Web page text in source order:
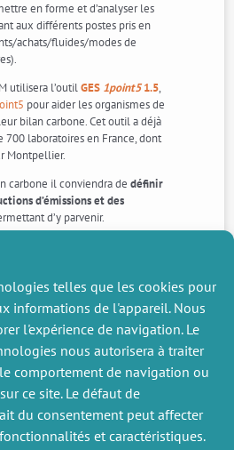
telles que les cookies pour
informations de l'appareil. Nous
l'expérience de navigation. Le
nous autorisera à traiter
comportement de navigation ou
ce site. Le défaut de
du consentement peut affecter
et caractéristiques.
en forme et d’analyser les
aux différents postes pris en
achats/fluides/modes de
utilisera l’outilGES 1point51.5,
pour aider les organismes de
bilan carbone. Cet outil a déjà
700 laboratoires en France, dont
Montpellier.
carbone il conviendra dedéfinir
d’émissions et des
d’y parvenir.
(Doctorant, UMR CEE-M)
(Informaticien, UMR MoISA)
ACTUALITÉS